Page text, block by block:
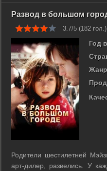
Развод в большом
3.7/5 (182 гол.)
Год
Родители шестилетней
арт-дилер, развелись. У